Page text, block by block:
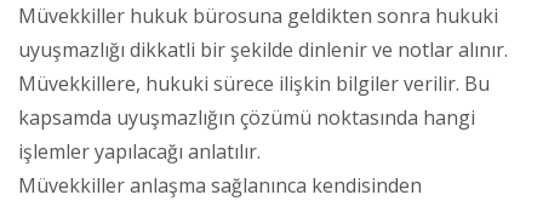
Müvekkiller hukuk bürosuna geldikten sonra hukuki
uyuşmazlığı dikkatli bir şekilde dinlenir ve notlar alınır.
Müvekkillere, hukuki sürece ilişkin bilgiler verilir. Bu
kapsamda uyuşmazlığın çözümü noktasında hangi
işlemler yapılacağı anlatılır.
Müvekkiller anlaşma sağlanınca kendisinden